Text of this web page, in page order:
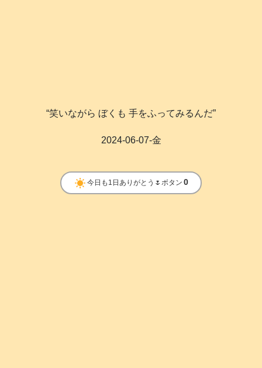
“笑いながら ぼくも 手をふってみるんだ”
2024-06-07-金
clear_day 今日も1日ありがとう🌷ボタン 0